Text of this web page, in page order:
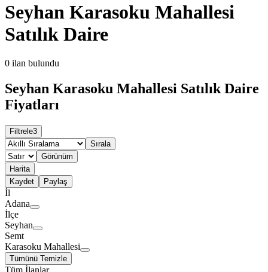
Seyhan Karasoku Mahallesi
Satılık Daire
0 ilan bulundu
Seyhan Karasoku Mahallesi Satılık Daire
Fiyatları
Filtrele3
Sırala
Görünüm
Harita
Kaydet
Paylaş
İl
Adana
İlçe
Seyhan
Semt
Karasoku Mahallesi
Tümünü Temizle
Tüm İlanlar